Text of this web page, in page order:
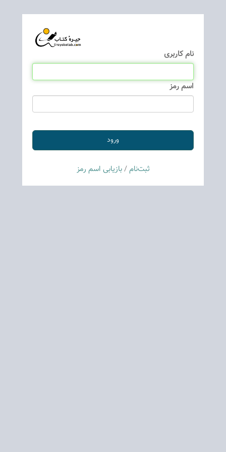
نام كاربری
اسم رمز
ثبت‌نام/بازیابی اسم رمز